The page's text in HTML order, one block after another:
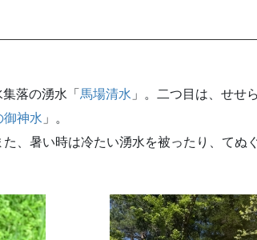
落の湧水「 馬場清水 」。二つ目は、せせ
御神水 」。
、暑い時は冷たい湧水を被ったり、てぬ